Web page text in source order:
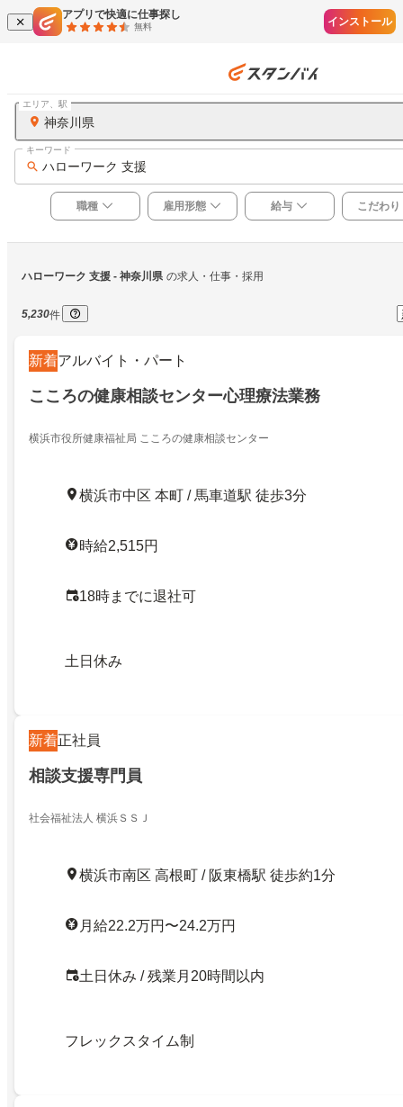
アプリで快適に仕事探し
無料 インストール
神奈川県
エリア、駅
ハローワーク 支援
キーワード
職種 雇用形態 給与 こだわり
ハローワーク 支援 - 神奈川県 の求人・仕事・採用
5,230件
新着アルバイト・パート
こころの健康相談センター心理療法業務
横浜市役所健康福祉局 こころの健康相談センター
横浜市中区 本町 / 馬車道駅 徒歩3分
時給2,515円
18時までに退社可
土日休み
新着正社員
相談支援専門員
社会福祉法人 横浜ＳＳＪ
横浜市南区 高根町 / 阪東橋駅 徒歩約1分
月給22.2万円〜24.2万円
土日休み / 残業月20時間以内
フレックスタイム制